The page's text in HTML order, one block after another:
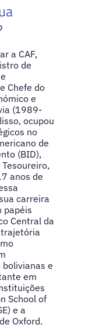
a CAF,
de
Chefe do
e
(1989-
ocupou
no
de
(BID),
anos de
carreira
papéis
Central da
e
em
School of
e a
Oxford.